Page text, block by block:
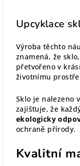
Upcyklace
Výroba těchto
znamená, že
přetvořeno v
životnímu
Sklo je nalezeno
zajišťuje, že
ekologicky
ochraně přírody.
Kvalitní